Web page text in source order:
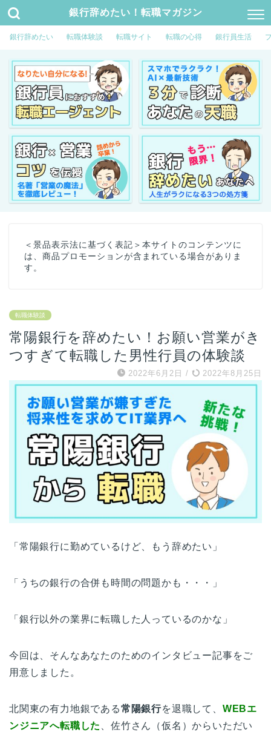
銀行辞めたい！転職マガジン
銀行辞めたい 転職体験談 転職サイト 転職の心得 銀行員生活
＜景品表示法に基づく表記＞本サイトのコンテンツに
は、商品プロモーションが含まれている場合がありま
す。
転職体験談
常陽銀行を辞めたい！お願い営業がき
つすぎて転職した男性行員の体験談
2022年6月2日 / 2022年8月25日
「常陽銀行に勤めているけど、もう辞めたい」
「うちの銀行の合併も時間の問題かも・・・」
「銀行以外の業界に転職した人っているのかな」
今回は、そんなあなたのためのインタビュー記事をご
用意しました。
北関東の有力地銀である常陽銀行を退職して、 WEBエ
ンジニアへ転職した
、佐竹さん（仮名）からいただい